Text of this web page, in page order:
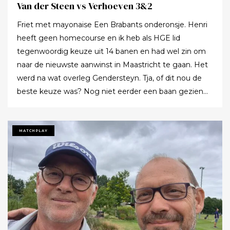
Van der Steen vs Verhoeven 3&2
Friet met mayonaise Een Brabants onderonsje. Henri
heeft geen homecourse en ik heb als HGE lid
tegenwoordig keuze uit 14 banen en had wel zin om
naar de nieuwste aanwinst in Maastricht te gaan. Het
werd na wat overleg Gendersteyn. Tja, of dit nou de
beste keuze was? Nog niet eerder een baan gezien
voor meer banen? Ze hebben echt hun best gedaan
om de afslagplaatsen en de greens groen te houden
maar dat leverde weer allerlei andere problemen op (
oa drassigheid rondom en op de greens ) dus
uitdaging volop! Ik denk dat buiten ons iedereen op de
hoogte was : wij waren de enige spelers in de baan!!!
Voor we echt van start gingen nog allebei de
handicaptabellen goed bestudeerd : kijken of er met
MATCHPLAY